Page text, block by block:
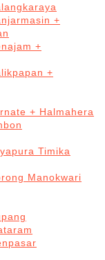
+
+
+
+ Halmahera
Timika
Manokwari